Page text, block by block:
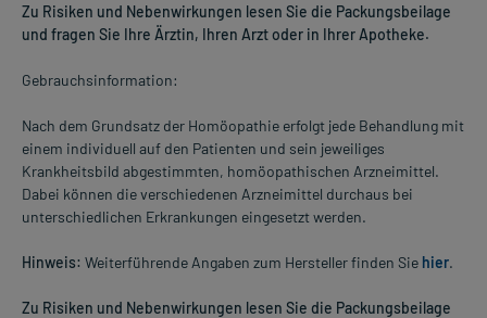
Zu Risiken und Nebenwirkungen lesen Sie die Packungsbeilage
und fragen Sie Ihre Ärztin, Ihren Arzt oder in Ihrer Apotheke.
Gebrauchsinformation:
Nach dem Grundsatz der Homöopathie erfolgt jede Behandlung mit
einem individuell auf den Patienten und sein jeweiliges
Krankheitsbild abgestimmten, homöopathischen Arzneimittel.
Dabei können die verschiedenen Arzneimittel durchaus bei
unterschiedlichen Erkrankungen eingesetzt werden.
Hinweis: Weiterführende Angaben zum Hersteller finden Sie hier.
Zu Risiken und Nebenwirkungen lesen Sie die Packungsbeilage